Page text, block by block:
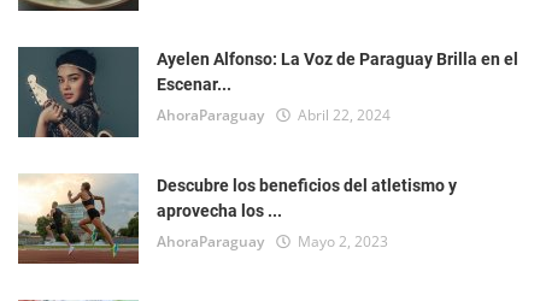
Ayelen Alfonso: La Voz de Paraguay Brilla en el
Escenar...
AhoraParaguay Abril 22, 2024
Descubre los beneficios del atletismo y
aprovecha los ...
AhoraParaguay Mayo 2, 2023